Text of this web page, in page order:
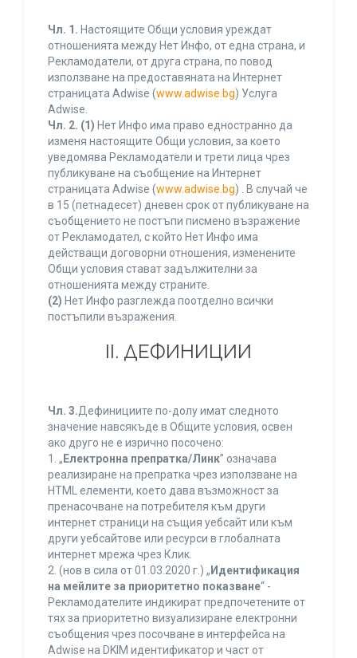
Чл. 1. Настоящите Общи условия уреждат
отношенията между Нет Инфо, от една страна, и
Рекламодатели, от друга страна, по повод
използване на предоставяната на Интернет
страницата Adwise (www.adwise.bg) Услуга
Adwise.
Чл. 2. (1) Нет Инфо има право едностранно да
изменя настоящите Общи условия, за което
уведомява Рекламодатели и трети лица чрез
публикуване на съобщение на Интернет
страницата Adwise (www.adwise.bg) . В случай че
в 15 (петнадесет) дневен срок от публикуване на
съобщението не постъпи писмено възражение
от Рекламодател, с който Нет Инфо има
действащи договорни отношения, изменените
Общи условия стават задължителни за
отношенията между страните.
(2) Нет Инфо разглежда поотделно всички
постъпили възражения.
ІІ. ДЕФИНИЦИИ
Чл. 3.Дефинициите по-долу имат следното
значение навсякъде в Общите условия, освен
ако друго не е изрично посочено:
1. „ Електронна препратка/Линк” означава
реализиране на препратка чрез използване на
HTML елементи, което дава възможност за
пренасочване на потребителя към други
интернет страници на същия уебсайт или към
други уебсайтове или ресурси в глобалната
интернет мрежа чрез Клик.
2. (нов в сила от 01.03.2020 г.) „ Идентификация
на мейлите за приоритетно показване“ -
Рекламодателите индикират предпочетените от
тях за приоритетно визуализиране електронни
съобщения чрез посочване в интерфейса на
Adwise на DKIM идентификатор и част от